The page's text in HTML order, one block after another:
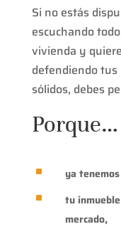
Si no estás
escuchando
vivienda y
defendiendo
sólidos, debes
Porque…
^ ya
^
tu
mercado,